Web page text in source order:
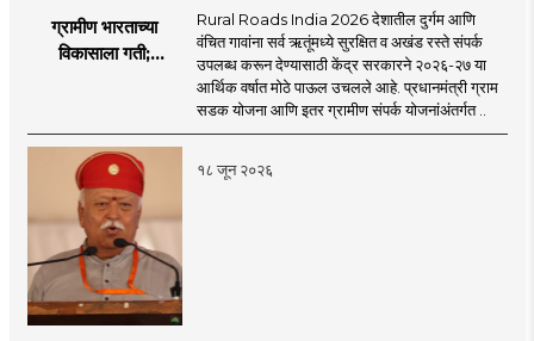
ग्रामीण भारताच्या
विकासाला गती;
लक्ष्य!
Rural Roads India 2026 देशातील दुर्गम आणि
वंचित गावांना सर्व ऋतूंमध्ये सुरक्षित व अखंड रस्ते संपर्क
उपलब्ध करून देण्यासाठी केंद्र सरकारने २०२६-२७ या
आर्थिक वर्षात मोठे पाऊल उचलले आहे. प्रधानमंत्री ग्राम
सडक योजना आणि इतर ग्रामीण संपर्क योजनांअंतर्गत ..
१८ जून २०२६